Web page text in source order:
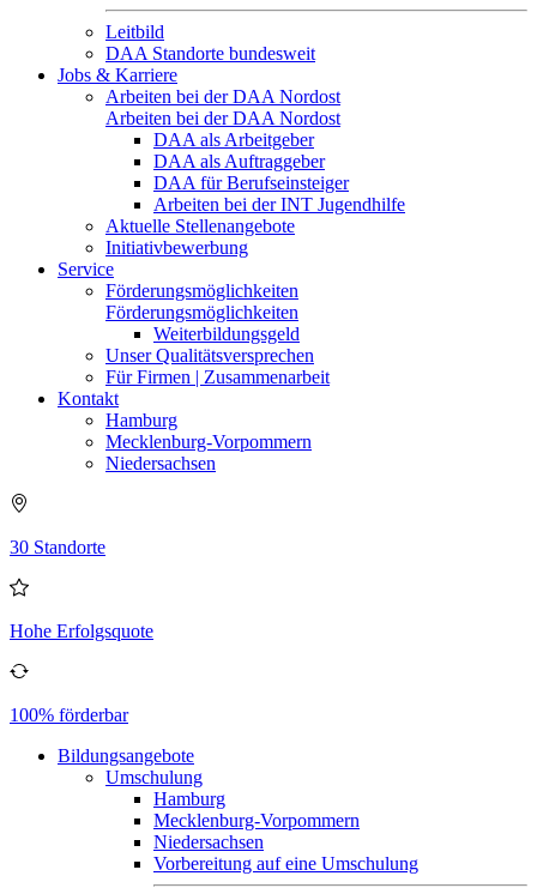
Leitbild
DAA Standorte bundesweit
Jobs & Karriere
Arbeiten bei der DAA Nordost
Arbeiten bei der DAA Nordost
DAA als Arbeitgeber
DAA als Auftraggeber
DAA für Berufseinsteiger
Arbeiten bei der INT Jugendhilfe
Aktuelle Stellenangebote
Initiativbewerbung
Service
Förderungsmöglichkeiten
Förderungsmöglichkeiten
Weiterbildungsgeld
Unser Qualitätsversprechen
Für Firmen | Zusammenarbeit
Kontakt
Hamburg
Mecklenburg-Vorpommern
Niedersachsen
30 Standorte
Hohe Erfolgsquote
100% förderbar
Bildungsangebote
Umschulung
Hamburg
Mecklenburg-Vorpommern
Niedersachsen
Vorbereitung auf eine Umschulung